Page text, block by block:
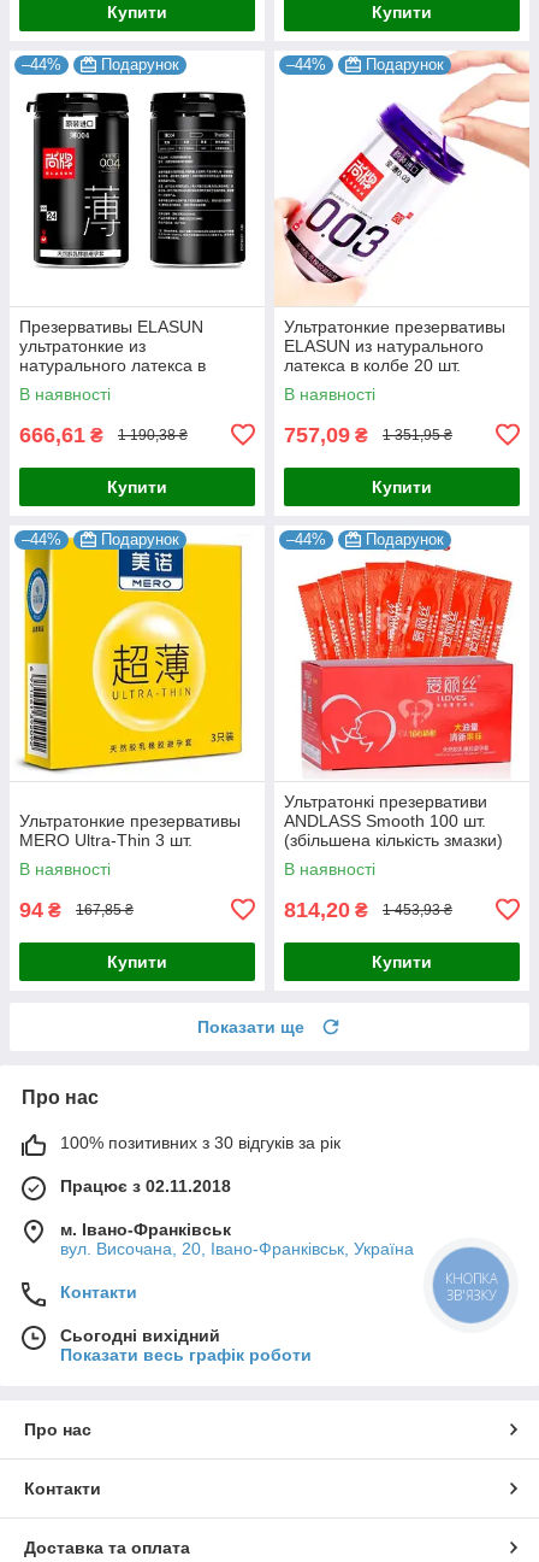
Купити Купити
–44% Подарунок
Презервативы ELASUN
ультратонкие из
натурального латекса в
колбе 24 шт.
В наявності
666,61 ₴ 1 190,38 ₴
Купити
–44% Подарунок
Ультратонкие презервативы
ELASUN из натурального
латекса в колбе 20 шт.
В наявності
757,09 ₴ 1 351,95 ₴
Купити
–44% Подарунок
Ультратонкие презервативы
MERO Ultra-Thin 3 шт.
В наявності
94 ₴ 167,85 ₴
Купити
–44% Подарунок
Ультратонкі презервативи
ANDLASS Smooth 100 шт.
(збільшена кількість змазки)
В наявності
814,20 ₴ 1 453,93 ₴
Купити
Показати ще
Про нас
100% позитивних з 30 відгуків за рік
Працює з 02.11.2018
м. Івано-Франківськ
вул. Височана, 20, Івано-Франківськ, Україна
Контакти
Сьогодні вихідний
Показати весь графік роботи
Про нас
Контакти
Доставка та оплата